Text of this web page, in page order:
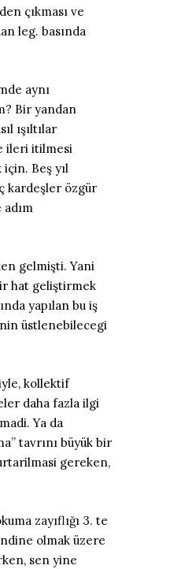
çıkması ve
leg. basında
aynı
Bir yandan
ışıltılar
ileri itilmesi
için. Beş yıl
kardeşler özgür
gelmişti. Yani
hat geliştirmek
yapılan bu iş
üstlenebilecegi
kollektif
daha fazla ilgi
Ya da
tavrını büyük bir
gereken,
zayıflığı 3. te
olmak üzere
sen yine